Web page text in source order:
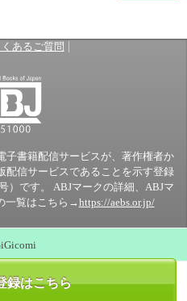
くあるご質問 |
子書籍配信サービスが、著作権者か
配信サービスであることを示す登録
）です。 ABJマークの詳細、ABJマ
一覧はこちら→https://aebs.or.jp/
録はこちら